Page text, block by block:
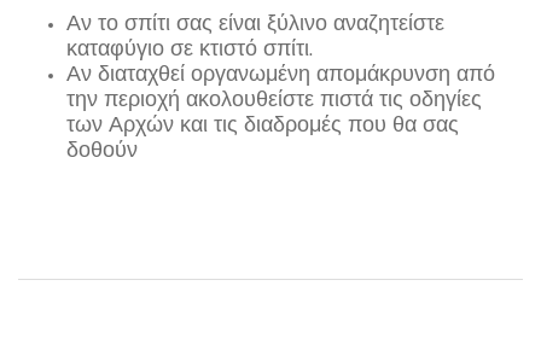
Αν το σπίτι σας είναι ξύλινο αναζητείστε
καταφύγιο σε κτιστό σπίτι.
Αν διαταχθεί οργανωμένη απομάκρυνση από
την περιοχή ακολουθείστε πιστά τις οδηγίες
των Αρχών και τις διαδρομές που θα σας
δοθούν